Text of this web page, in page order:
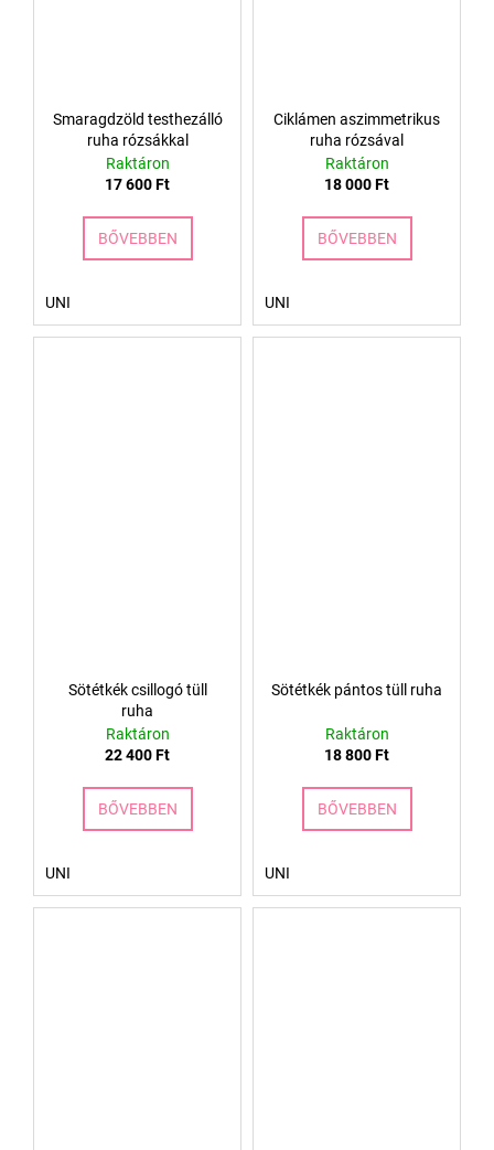
Smaragdzöld testhezálló
ruha rózsákkal
Raktáron
17 600 Ft
BŐVEBBEN
UNI
Ciklámen aszimmetrikus
ruha rózsával
Raktáron
18 000 Ft
BŐVEBBEN
UNI
Sötétkék csillogó tüll
ruha
Raktáron
22 400 Ft
BŐVEBBEN
UNI
Sötétkék pántos tüll ruha
Raktáron
18 800 Ft
BŐVEBBEN
UNI